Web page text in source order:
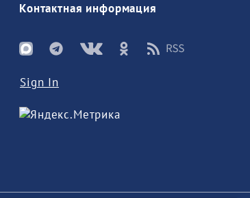
Контактная информация
Sign In